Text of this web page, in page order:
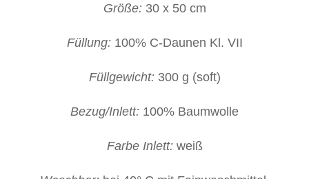
Größe:30 x 50 cm
Füllung:100% C-Daunen Kl. VII
Füllgewicht:300 g (soft)
Bezug/Inlett: 100% Baumwolle
Farbe Inlett:weiß